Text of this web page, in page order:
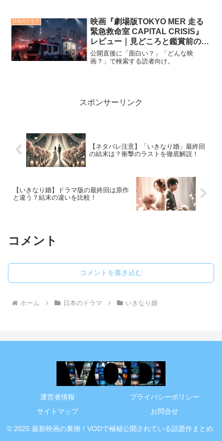
を放つキャラクター、東美香。美貌と計
算高さを兼ね備えた彼女は、主...
日本のドラマ
映画『劇場版TOKYO MER 走る
緊急救命室 CAPITAL CRISIS』
レビュー｜見どころと鑑賞前の注
目点
公開直後に「面白い？」「どんな映
画？」で検索する読者向け。
スポンサーリンク
【ネタバレ注意】「いきなり婚」最終回
の結末は？衝撃のラストを徹底解説！
【いきなり婚】ドラマ版の最終回は原作
と違う？結末の違いを比較！
コメント
コメントを書き込む
ホーム 日本のドラマ いきなり婚
運営者情報
プライバシーポリシー
サイトマップ
お問合せ
© 2025 最新映画の裏側！VODで極秘公開されている話題作まとめ.